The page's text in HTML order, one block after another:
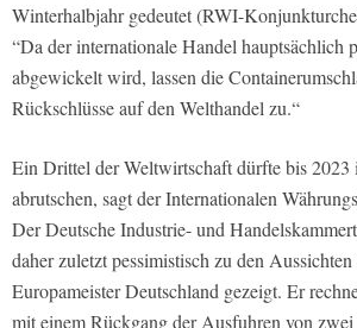
Winterhalbjahr gedeutet (RWI-
“Da der internationale Handel hauptsächlich
abgewickelt wird, lassen die
Rückschlüsse auf den Welthandel zu.“
Ein Drittel der Weltwirtschaft dürfte bis 2023
abrutschen, sagt der Internationalen
Der Deutsche Industrie- und
daher zuletzt pessimistisch zu den
Europameister Deutschland gezeigt. Er
mit einem Rückgang der Ausfuhren von